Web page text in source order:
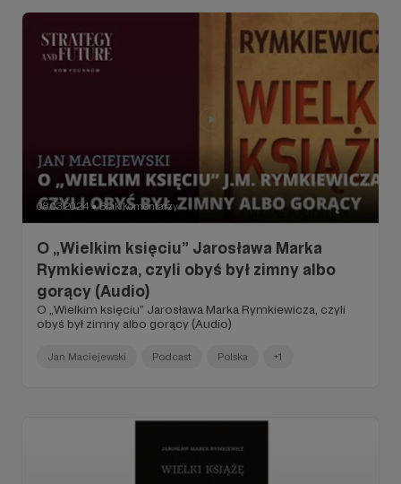
swojego gospodarza, dzięki płonącym po drugiej stronie
świecom odbijający się na powierzchni przepierzenia.
08.03.2024 ● Brak komentarzy
O „Wielkim księciu” Jarosława Marka
Rymkiewicza, czyli obyś był zimny albo
gorący (Audio)
O „Wielkim księciu” Jarosława Marka Rymkiewicza, czyli
obyś był zimny albo gorący (Audio)
Jan Maciejewski Podcast Polska +1